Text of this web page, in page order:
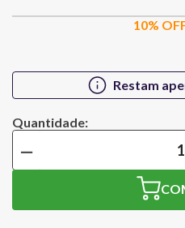
Dimensão: 8 x 29,2 cm
Material: Aço Inox
Cor: Laranja
Modo de Lavagem: Lavagem a Mão
10%
Restam
－